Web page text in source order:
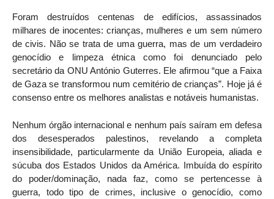
Foram destruídos centenas de edifícios, assassinados
milhares de inocentes: crianças, mulheres e um sem número
de civis. Não se trata de uma guerra, mas de um verdadeiro
genocídio e limpeza étnica como foi denunciado pelo
secretário da ONU António Guterres. Ele afirmou “que a Faixa
de Gaza se transformou num cemitério de crianças”. Hoje já é
consenso entre os melhores analistas e notáveis humanistas.
Nenhum órgão internacional e nenhum país saíram em defesa
dos desesperados palestinos, revelando a completa
insensibilidade, particularmente da União Europeia, aliada e
súcuba dos Estados Unidos da América. Imbuída do espírito
do poder/dominação, nada faz, como se pertencesse à
guerra, todo tipo de crimes, inclusive o genocídio, como